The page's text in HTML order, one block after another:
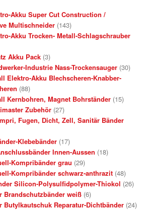
Akku Super Cut Construction /
Multischneider (143)
Akku Trocken- Metall-Schlagschrauber
Akku Pack (3)
Industrie Nass-Trockensauger (30)
Elektro-Akku Blechscheren-Knabber-
(88)
Kernbohren, Magnet Bohrständer (15)
Zubehör (27)
Fugen, Dicht, Zell, Sanitär Bänder
Klebebänder (17)
Innen-Aussen (18)
Kompribänder grau (29)
Kompribänder schwarz-anthrazit (48)
Silicon-Polysulfidpolymer-Thiokol (26)
Brandschutzbänder weiß (6)
Butylkautschuk Reparatur-Dichtbänder (24)